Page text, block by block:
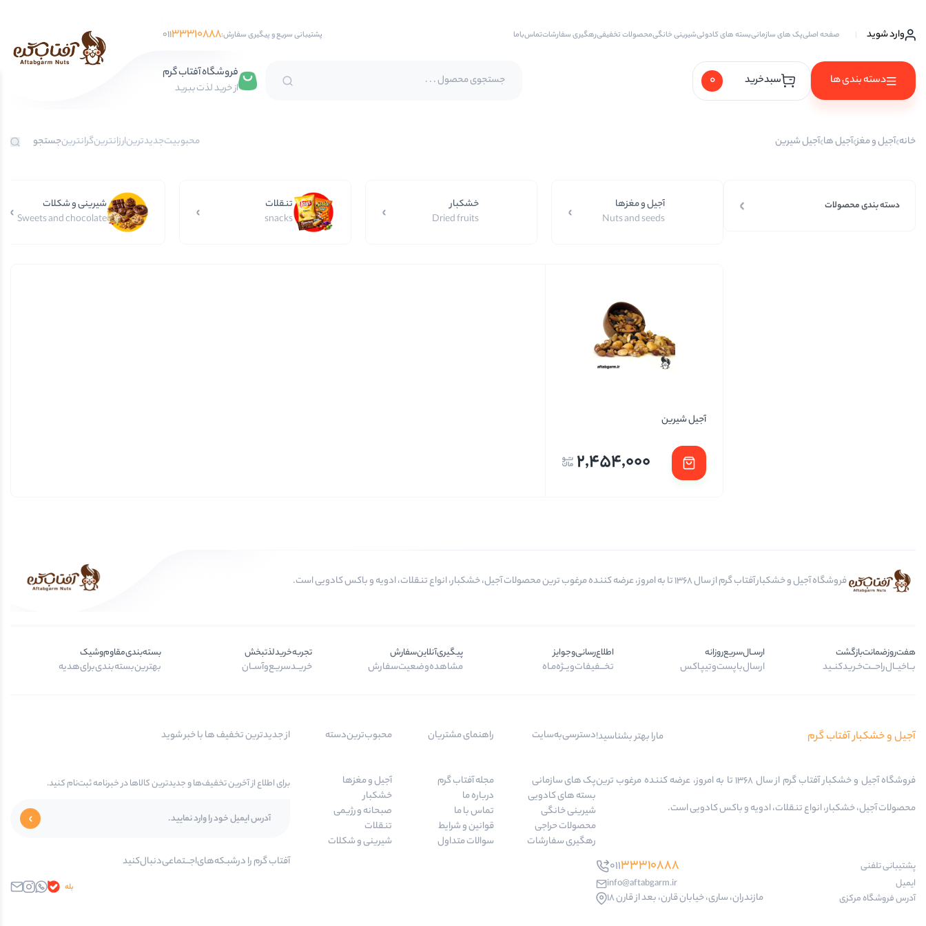
وارد شوید صفحه اصلیپک های سازمانیبسته های کادوئیشیرینی خانگیمحصولات تخفیفیرهگیری سفارشاتتماس‌با‌ما پشتیبانی سریع و پیگیری سفارش: 01133310888
دسته بندی ها
آجیل سه مغز
تخمه هندوانه
سبدخرید 0 فروشگاه آفتاب گرم
از خرید لذت ببرید
خانه آجیل و مغز آجیل ها آجیل شیرین محبوبیتجدیدترینارزانترینگرانترین
دسته بندی محصولات
آجیل و مغزها
Nuts and seeds
خشکبار
Dried fruits
تنقلات
snacks
شیرینی و شکلات
Sweets and chocolate
آجیل شیرین
2,454,000
فروشگاه آجیل و خشکبار آفتاب گرم از سال 1368 تا به امروز، عرضه کننده مرغوب ترین محصولات آجیل، خشکبار، انواع تنقلات، ادویه و باکس کادویی است.
هفت‌روز‌ضمانت‌بازگشت
بــا‌خیــال‌راحـــت‌خـرید‌کنــید
ارســال‌سریع‌روزانه
ارسال‌با‌پست‌و‌تیپاکس
اطلاع‌رسانی‌و‌جوایز
تخـــفیفات‌ویــژه‌مـاه
پیگیری‌آنلاین‌سفارش
مشاهده‌وضعیت‌سفارش
تجربه‌خرید‌لذتبخش
خریــد‌سریـع‌و‌آســان
بسته‌بندی‌مقاوم‌وشیک
بهترین‌بسته‌بندی‌برای‌هدیه
آجیل و خشکبار آفتاب گرم مارا بهتر بشناسید!
فروشگاه آجیل و خشکبار آفتاب گرم از سال 1368 تا به امروز، عرضه کننده مرغوب ترین
محصولات آجیل، خشکبار، انواع تنقلات، ادویه و باکس کادویی است.
پشتیبانی تلفنی 01133310888
ایمیل
info@aftabgarm.ir
آدرس‌ فروشگاه مرکزی
مازندران، ساری، خیابان قارن، بعد از قارن 18
دسترسی‌به‌سایت
پک های سازمانی
بسته های کادویی
شیرینی خانگی
محصولات حراجی
رهگیری سفارشات
راهنمای مشتریان
مجله آفتاب گرم
درباره ما
تماس با ما
قوانین و شرایط
سوالات متداول
محبوب‌ترین‌دسته‌
آجیل و مغزها
خشکبار
صبحانه و رژیمی
تنقلات
شیرینی و شکلات
از جدیدترین تخفیف ها با خبر شوید
برای اطلاع از آخرین تخفیف‌ها و جدیدترین کالاها در خبرنامه ثبت‌نام کنید.
آفتاب گرم را در‌‌شبـکه‌های‌اجـــتماعی‌دنبال‌کنید
بلهواتساپ
اینستاگرامایمیل